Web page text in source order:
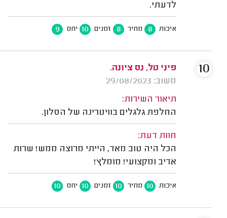
לדעתי.
איכות 8 מחיר 8 זמנים 10 יחס 9
פיני טל, נס ציונה.
משוב: 29/08/2023
תיאור השירות:
החלפת גלגלים בוויטרינה של הסלון.
חוות דעת:
הכל היה טוב מאד, הייתי מרוצה ממש! שרות
אדיב ומקצועי! מומלץ!
איכות 10 מחיר 10 זמנים 10 יחס 10
10